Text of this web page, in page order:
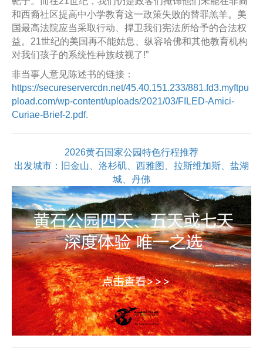
和西裔社区提高中小学教育这一政策失败的替罪羔羊。美
国最高法院应当采取行动、捍卫我们宪法所给予的合法权
益。21世纪的美国再不能姑息、纵容哈佛和其他教育机构
对我们孩子的系统性种族歧视了!”
非当事人意见陈述书的链接：
https://secureservercdn.net/45.40.151.233/881.fd3.myftpu
pload.com/wp-content/uploads/2021/03/FILED-Amici-
Curiae-Brief-2.pdf.
2026黄石国家公园特色行程推荐
出发城市：旧金山、洛杉矶、西雅图、拉斯维加斯、盐湖
城、丹佛